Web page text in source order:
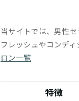
当サイトでは、男性
フレッシュやコンデ
ロン一覧
特徴